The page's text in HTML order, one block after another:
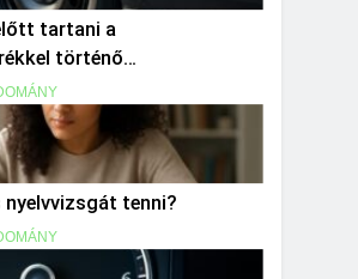
tartani a
történő
nyelvvizsgát tenni?